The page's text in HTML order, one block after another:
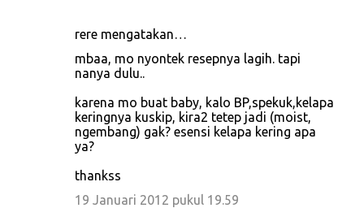
rere mengatakan…
mbaa, mo nyontek resepnya lagih. tapi
nanya dulu..
karena mo buat baby, kalo BP,spekuk,kelapa
keringnya kuskip, kira2 tetep jadi (moist,
ngembang) gak? esensi kelapa kering apa
ya?
thankss
19 Januari 2012 pukul 19.59